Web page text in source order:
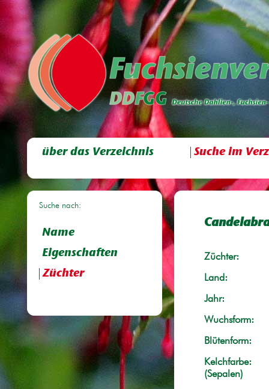
über das Verzeichnis Suche im
Suche nach:
Name
Eigenschaften
Züchter
Züchter:
Land:
Jahr:
Wuchsform:
Blütenform:
Kelchfarbe:
(Sepalen)